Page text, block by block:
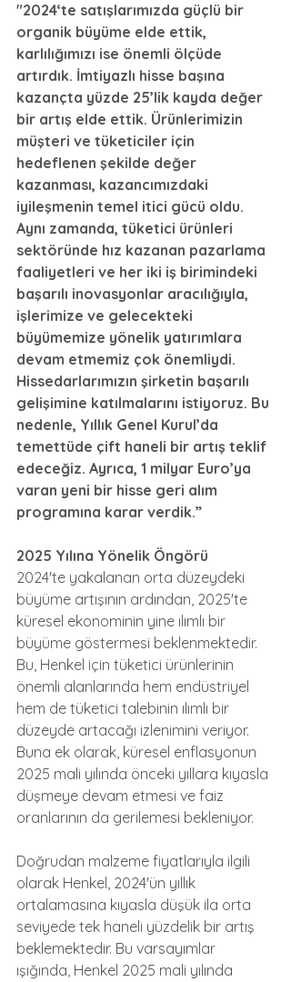
"2024‘te satışlarımızda güçlü bir
organik büyüme elde ettik,
karlılığımızı ise önemli ölçüde
artırdık. İmtiyazlı hisse başına
kazançta yüzde 25’lik kayda değer
bir artış elde ettik. Ürünlerimizin
müşteri ve tüketiciler için
hedeflenen şekilde değer
kazanması, kazancımızdaki
iyileşmenin temel itici gücü oldu.
Aynı zamanda, tüketici ürünleri
sektöründe hız kazanan pazarlama
faaliyetleri ve her iki iş birimindeki
başarılı inovasyonlar aracılığıyla,
işlerimize ve gelecekteki
büyümemize yönelik yatırımlara
devam etmemiz çok önemliydi.
Hissedarlarımızın şirketin başarılı
gelişimine katılmalarını istiyoruz. Bu
nedenle, Yıllık Genel Kurul’da
temettüde çift haneli bir artış teklif
edeceğiz. Ayrıca, 1 milyar Euro’ya
varan yeni bir hisse geri alım
programına karar verdik.”
2025 Yılına Yönelik Öngörü
2024'te yakalanan orta düzeydeki
büyüme artışının ardından, 2025'te
küresel ekonominin yine ılımlı bir
büyüme göstermesi beklenmektedir.
Bu, Henkel için tüketici ürünlerinin
önemli alanlarında hem endüstriyel
hem de tüketici talebinin ılımlı bir
düzeyde artacağı izlenimini veriyor.
Buna ek olarak, küresel enflasyonun
2025 mali yılında önceki yıllara kıyasla
düşmeye devam etmesi ve faiz
oranlarının da gerilemesi bekleniyor.
Doğrudan malzeme fiyatlarıyla ilgili
olarak Henkel, 2024'ün yıllık
ortalamasına kıyasla düşük ila orta
seviyede tek haneli yüzdelik bir artış
beklemektedir. Bu varsayımlar
ışığında, Henkel 2025 mali yılında